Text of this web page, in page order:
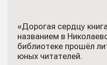
«Дорогая сердцу
названием в
библиотеке прошёл
юных читателей.